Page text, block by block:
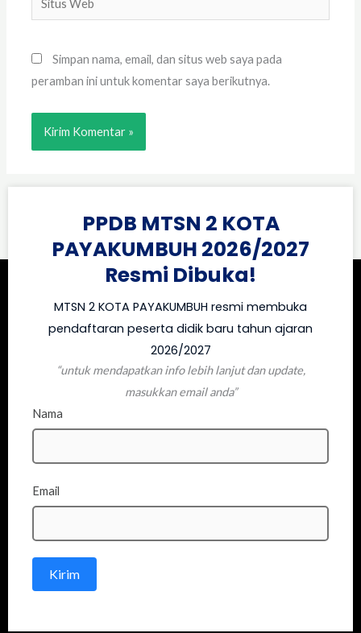
Web
Simpan nama, email, dan situs web saya pada
peramban ini untuk komentar saya berikutnya.
PPDB MTSN 2 KOTA
PAYAKUMBUH 2026/2027
Resmi Dibuka!
MTSN 2 KOTA PAYAKUMBUH resmi membuka
pendaftaran peserta didik baru tahun ajaran
2026/2027
“untuk mendapatkan info lebih lanjut dan update,
masukkan email anda”
Nama
Email
Kirim